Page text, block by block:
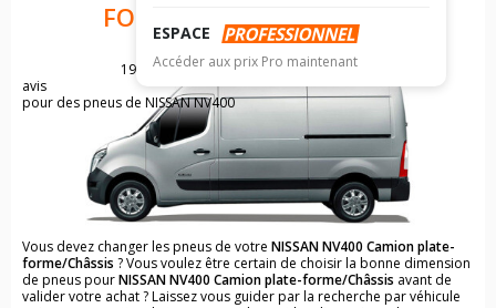
ESPACE
Accéder aux prix Pro maintenant
FORME/CHÂSSIS
19
avis
pour des pneus de NISSAN NV400
Vous devez changer les pneus de votre NISSAN NV400 Camion plate-
forme/Châssis ? Vous voulez être certain de choisir la bonne dimension
de pneus pourNISSAN NV400 Camion plate-forme/Châssis avant de
valider votre achat ? Laissez vous guider par la recherche par véhicule